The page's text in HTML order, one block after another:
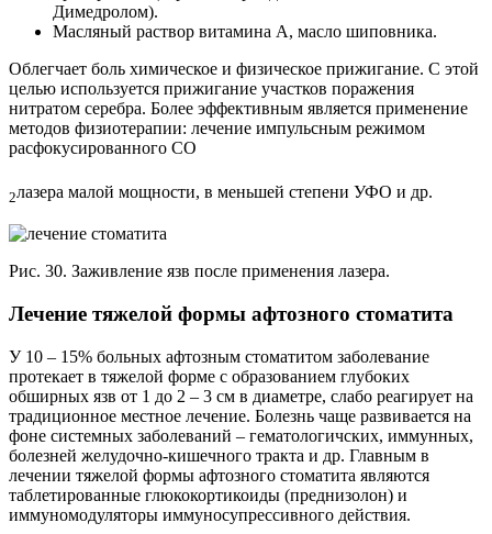
Димедролом).
Масляный раствор витамина А, масло шиповника.
Облегчает боль химическое и физическое прижигание. С этой
целью используется прижигание участков поражения
нитратом серебра. Более эффективным является применение
методов физиотерапии: лечение импульсным режимом
расфокусированного CO
2лазера малой мощности, в меньшей степени УФО и др.
Рис. 30. Заживление язв после применения лазера.
Лечение тяжелой формы афтозного стоматита
У 10 – 15% больных афтозным стоматитом заболевание
протекает в тяжелой форме с образованием глубоких
обширных язв от 1 до 2 – 3 см в диаметре, слабо реагирует на
традиционное местное лечение. Болезнь чаще развивается на
фоне системных заболеваний – гематологичских, иммунных,
болезней желудочно-кишечного тракта и др. Главным в
лечении тяжелой формы афтозного стоматита являются
таблетированные глюкокортикоиды (преднизолон) и
иммуномодуляторы иммуносупрессивного действия.